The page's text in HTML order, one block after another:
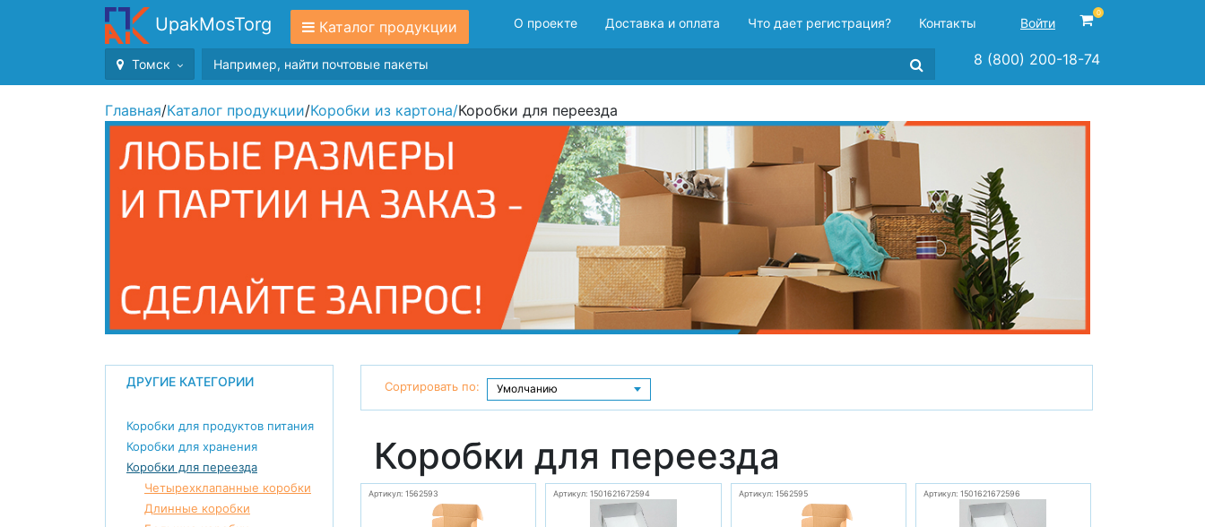
UpakMosTorg Каталог продукции О проекте Доставка и оплата Что дает регистрация? Контакты Войти
0
Томск 8 (800) 200-18-74
Главная/Каталог продукции/Коробки из картона/Коробки для переезда
ДРУГИЕ КАТЕГОРИИ
Коробки для продуктов питания
Коробки для хранения
Коробки для переезда
Четырехклапанные коробки
Длинные коробки
Сортировать по:
Коробки для переезда
Артикул: 1562593 Артикул: 1501621672594 Артикул: 1562595 Артикул: 1501621672596